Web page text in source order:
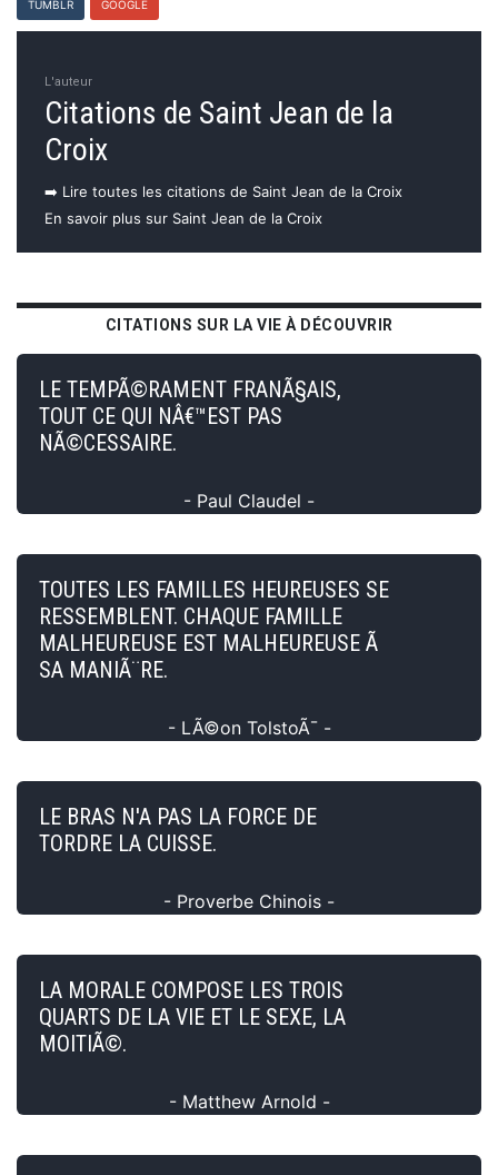
TUMBLR GOOGLE
L'auteur
Citations de Saint Jean de la
Croix
➡️ Lire toutes les citations de Saint Jean de la Croix
En savoir plus sur Saint Jean de la Croix
CITATIONS SUR LA VIE À DÉCOUVRIR
LE TEMPÃ©RAMENT FRANÃ§AIS,
TOUT CE QUI NÂ€™EST PAS
NÃ©CESSAIRE.
- Paul Claudel -
TOUTES LES FAMILLES HEUREUSES SE
RESSEMBLENT. CHAQUE FAMILLE
MALHEUREUSE EST MALHEUREUSE Ã
SA MANIÃ¨RE.
- LÃ©on TolstoÃ¯ -
LE BRAS N'A PAS LA FORCE DE
TORDRE LA CUISSE.
- Proverbe Chinois -
LA MORALE COMPOSE LES TROIS
QUARTS DE LA VIE ET LE SEXE, LA
MOITIÃ©.
- Matthew Arnold -